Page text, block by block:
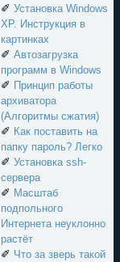
✐ Установка Windows
XP. Инструкция в
картинках
✐ Автозагрузка
программ в Windows
✐ Принцип работы
архиватора
(Алгоритмы сжатия)
✐ Как поставить на
папку пароль? Легко
✐ Установка ssh-
сервера
✐ Масштаб
подпольного
Интернета неуклонно
растёт
✐ Что за зверь такой